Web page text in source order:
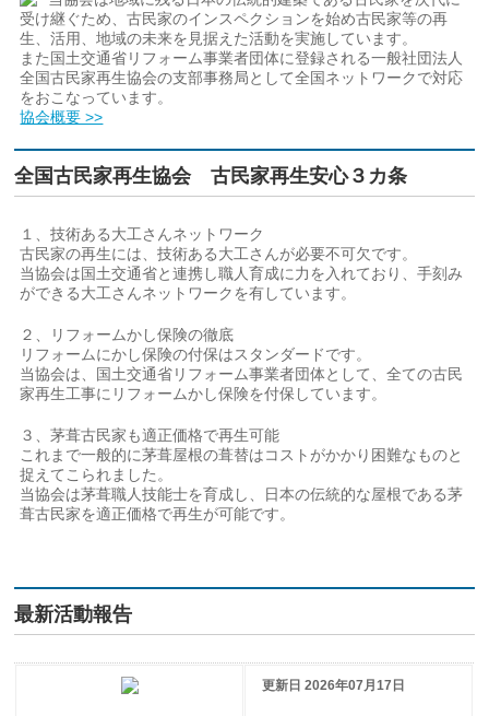
受け継ぐため、古民家のインスペクションを始め古民家等の再
生、活用、地域の未来を見据えた活動を実施しています。
また国土交通省リフォーム事業者団体に登録される一般社団法人
全国古民家再生協会の支部事務局として全国ネットワークで対応
をおこなっています。
協会概要 >>
全国古民家再生協会 古民家再生安心３カ条
１、技術ある大工さんネットワーク
古民家の再生には、技術ある大工さんが必要不可欠です。
当協会は国土交通省と連携し職人育成に力を入れており、手刻み
ができる大工さんネットワークを有しています。
２、リフォームかし保険の徹底
リフォームにかし保険の付保はスタンダードです。
当協会は、国土交通省リフォーム事業者団体として、全ての古民
家再生工事にリフォームかし保険を付保しています。
３、茅葺古民家も適正価格で再生可能
これまで一般的に茅葺屋根の葺替はコストがかかり困難なものと
捉えてこられました。
当協会は茅葺職人技能士を育成し、日本の伝統的な屋根である茅
葺古民家を適正価格で再生が可能です。
最新活動報告
更新日 2026年07月17日